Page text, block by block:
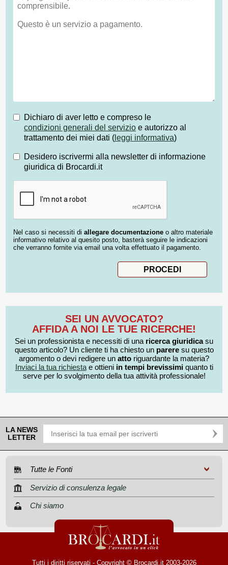
Dichiaro di aver letto e compreso le
condizioni generali del servizio e autorizzo al
trattamento dei miei dati ( leggi informativa)
Desidero iscrivermi alla newsletter di informazione
giuridica di Brocardi.it
Nel caso si necessiti di allegare documentazione o altro materiale
informativo relativo al quesito posto, basterà seguire le indicazioni
che verranno fornite via email una volta effettuato il pagamento.
SEI UN AVVOCATO?
AFFIDA A NOI LE TUE RICERCHE!
Sei un professionista e necessiti di una ricerca giuridicasu
questo articolo? Un cliente ti ha chiesto un pareresu questo
argomento o devi redigere un atto riguardante la materia?
Inviaci la tua richiestae ottieni in tempi brevissimiquanto ti
serve per lo svolgimento della tua attività professionale!
LA NEWS
LETTER
Tutte le Fonti
Servizio di consulenza legale
Chi siamo
Tutti i diritti riservati - Copyright © Brocardi.it 2003-2026